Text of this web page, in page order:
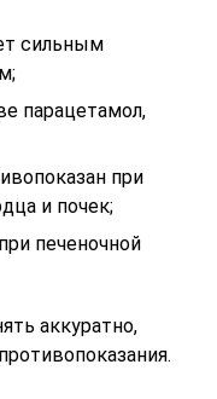
сильным
парацетамол,
при
и почек;
печеночной
аккуратно,